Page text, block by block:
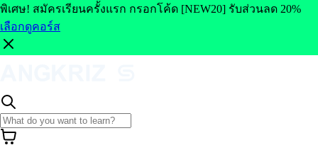
พิเศษ! สมัครเรียนครั้งแรก กรอกโค้ด [NEW20] รับส่วนลด 20%
เลือกดูคอร์ส